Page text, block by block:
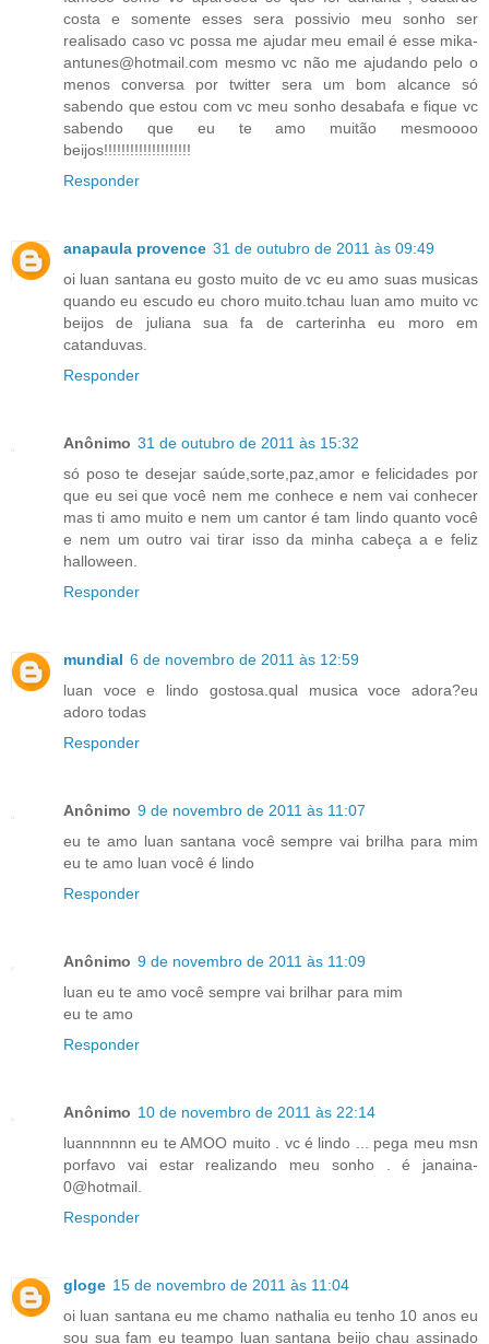
costa e somente esses sera possivio meu sonho ser
realisado caso vc possa me ajudar meu email é esse mika-
antunes@hotmail.com mesmo vc não me ajudando pelo o
menos conversa por twitter sera um bom alcance só
sabendo que estou com vc meu sonho desabafa e fique vc
sabendo que eu te amo muitão mesmoooo
beijos!!!!!!!!!!!!!!!!!!!!
Responder
anapaula provence 31 de outubro de 2011 às 09:49
oi luan santana eu gosto muito de vc eu amo suas musicas
quando eu escudo eu choro muito.tchau luan amo muito vc
beijos de juliana sua fa de carterinha eu moro em
catanduvas.
Responder
Anônimo 31 de outubro de 2011 às 15:32
só poso te desejar saúde,sorte,paz,amor e felicidades por
que eu sei que você nem me conhece e nem vai conhecer
mas ti amo muito e nem um cantor é tam lindo quanto você
e nem um outro vai tirar isso da minha cabeça a e feliz
halloween.
Responder
mundial 6 de novembro de 2011 às 12:59
luan voce e lindo gostosa.qual musica voce adora?eu
adoro todas
Responder
Anônimo 9 de novembro de 2011 às 11:07
eu te amo luan santana você sempre vai brilha para mim
eu te amo luan você é lindo
Responder
Anônimo 9 de novembro de 2011 às 11:09
luan eu te amo você sempre vai brilhar para mim
eu te amo
Responder
Anônimo 10 de novembro de 2011 às 22:14
luannnnnn eu te AMOO muito . vc é lindo ... pega meu msn
porfavo vai estar realizando meu sonho . é janaina-
0@hotmail.
Responder
gloge 15 de novembro de 2011 às 11:04
oi luan santana eu me chamo nathalia eu tenho 10 anos eu
sou sua fam eu teampo luan santana beijo chau assinado